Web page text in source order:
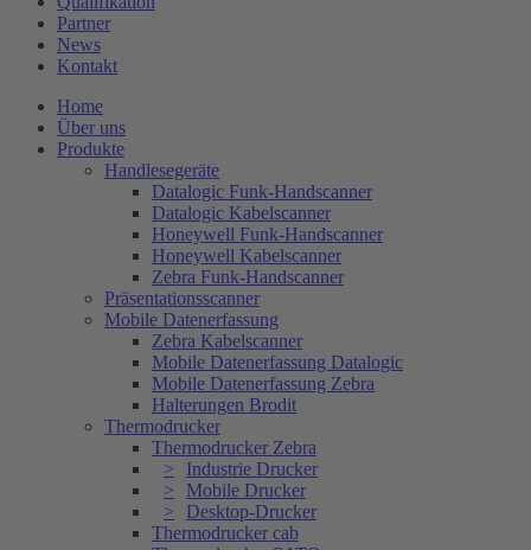
Partner
News
Kontakt
Home
Über uns
Produkte
Handlesegeräte
Datalogic Funk-Handscanner
Datalogic Kabelscanner
Honeywell Funk-Handscanner
Honeywell Kabelscanner
Zebra Funk-Handscanner
Präsentationsscanner
Mobile Datenerfassung
Zebra Kabelscanner
Mobile Datenerfassung Datalogic
Mobile Datenerfassung Zebra
Halterungen Brodit
Thermodrucker
Thermodrucker Zebra
Industrie Drucker
Mobile Drucker
Desktop-Drucker
Thermodrucker cab